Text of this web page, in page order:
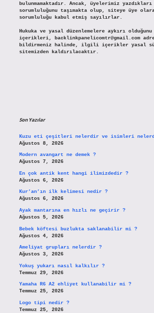
bulunmamaktadır. Ancak, üyelerimiz
sorumluluğunu taşımakta olup, siteye üye
sorumluluğu kabul etmiş sayılırlar.
Hukuka ve yasal düzenlemelere aykırı olduğunu
içerikleri,
backlinkpanelicomtr@gmail.com
bildirmeniz halinde, ilgili içerikler yasal
sitemizden kaldırılacaktır.
Son Yazılar
Kuzu eti çeşitleri nelerdir ve isimleri
Ağustos 8, 2026
Modern avangart ne demek ?
Ağustos 7, 2026
En çok antik kent hangi ilimizdedir ?
Ağustos 6, 2026
Kur’an’ın ilk kelimesi nedir ?
Ağustos 6, 2026
Ayak mantarına en hızlı ne geçirir ?
Ağustos 5, 2026
Bebek köftesi buzlukta saklanabilir mi ?
Ağustos 4, 2026
Ameliyat grupları nelerdir ?
Ağustos 3, 2026
Yokuş yukarı nasıl kalkılır ?
Temmuz 29, 2026
Yamaha R6 A2 ehliyet kullanabilir mi ?
Temmuz 25, 2026
Logo tipi nedir ?
Temmuz 25, 2026